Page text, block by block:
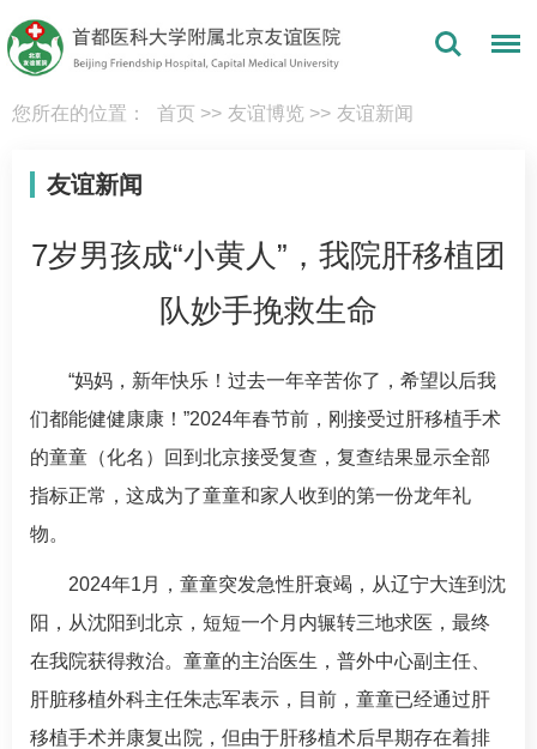
您所在的位置： 首页 >> 友谊博览 >> 友谊新闻
友谊新闻
7岁男孩成“小黄人”，我院肝移植团
队妙手挽救生命
“妈妈，新年快乐！过去一年辛苦你了，希望以后我
们都能健健康康！”2024年春节前，刚接受过肝移植手术
的童童（化名）回到北京接受复查，复查结果显示全部
指标正常，这成为了童童和家人收到的第一份龙年礼
物。
2024年1月，童童突发急性肝衰竭，从辽宁大连到沈
阳，从沈阳到北京，短短一个月内辗转三地求医，最终
在我院获得救治。童童的主治医生，普外中心副主任、
肝脏移植外科主任朱志军表示，目前，童童已经通过肝
移植手术并康复出院，但由于肝移植术后早期存在着排